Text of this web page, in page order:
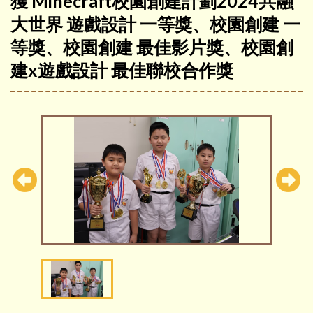
大世界 遊戲設計 一等獎、校園創建 一
等獎、校園創建 最佳影片獎、校園創
建x遊戲設計 最佳聯校合作獎